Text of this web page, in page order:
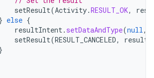
setResult(Activity.RESULT_OK,
} else {
resultIntent. setDataAndType(null,
setResult(RESULT_CANCELED,
}